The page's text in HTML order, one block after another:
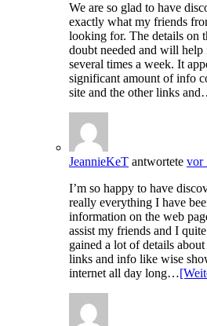
We are so glad to have
exactly what my friends
looking for. The details on
doubt needed and will
several times a week. It
significant amount of info
site and the other links
JeannieKeT antwortete vor
I’m so happy to have
really everything I have
information on the web
assist my friends and I
gained a lot of details
links and info like wise
internet all day long…